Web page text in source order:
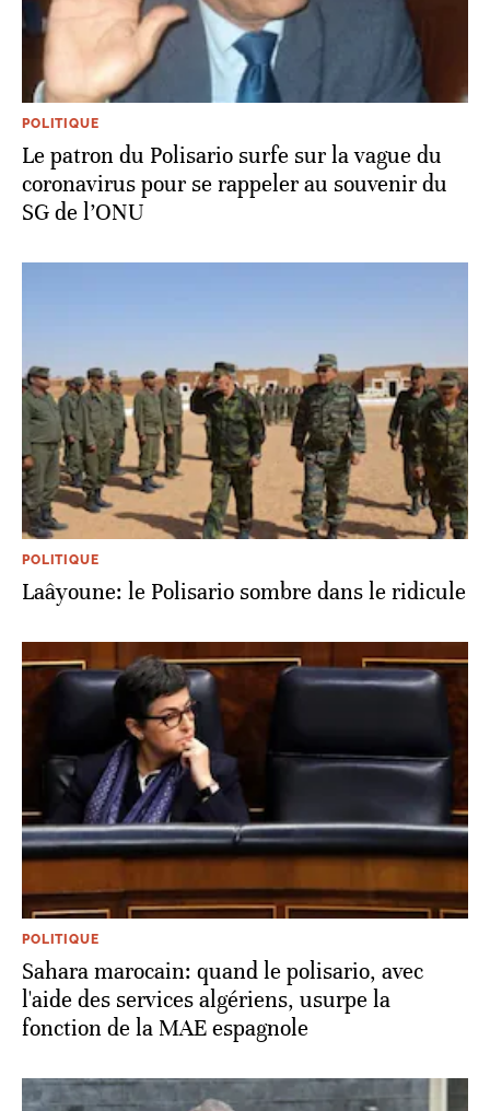
POLITIQUE
Le patron du Polisario surfe sur la vague du
coronavirus pour se rappeler au souvenir du
SG de l’ONU
POLITIQUE
Laâyoune: le Polisario sombre dans le ridicule
POLITIQUE
Sahara marocain: quand le polisario, avec
l'aide des services algériens, usurpe la
fonction de la MAE espagnole